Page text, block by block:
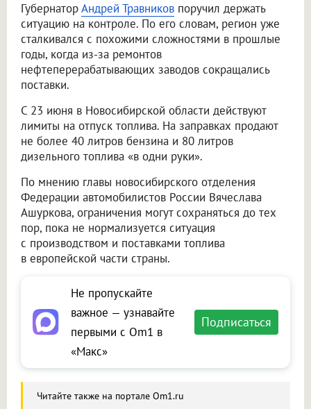
ГубернаторАндрей Травников поручил держать
ситуацию на контроле. По его словам, регион уже
сталкивался с похожими сложностями в прошлые
годы, когда из-за ремонтов
нефтеперерабатывающих заводов сокращались
поставки.
С 23 июня в Новосибирской области действуют
лимиты на отпуск топлива. На заправках продают
не более 40 литров бензина и 80 литров
дизельного топлива «в одни руки».
По мнению главы новосибирского отделения
Федерации автомобилистов России Вячеслава
Ашуркова, ограничения могут сохраняться до тех
пор, пока не нормализуется ситуация
с производством и поставками топлива
в европейской части страны.
Не пропускайте
важное — узнавайте
первыми с Om1 в
«Макс»
Подписаться
Читайте также на портале Om1.ru